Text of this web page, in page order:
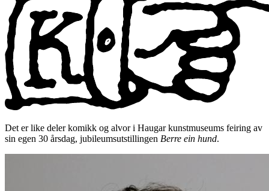
Det er like deler komikk og alvor i Haugar kunstmuseums feiring av
sin egen 30 årsdag, jubileumsutstillingen Berre ein hund.